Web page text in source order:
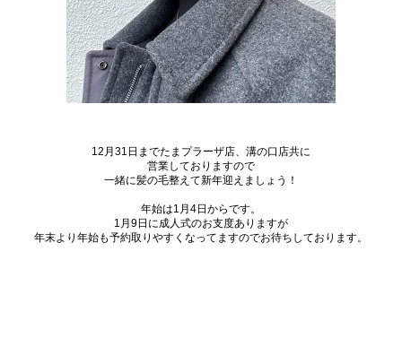
12 月 31 日までたまプラーザ店、溝の口店共に
営業しておりますので
一緒に髪の毛整えて新年迎えましょう！
年始は1 月 4日からです。
1 月 9日に成人式のお支度ありますが
年末より年始も予約取りやすくなってますのでお待ちしております。